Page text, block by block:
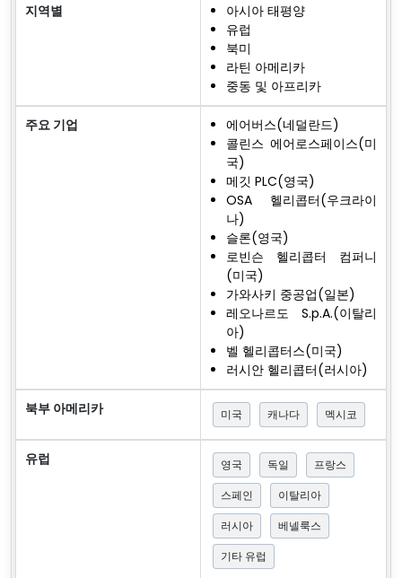
지역별
아시아 태평양
유럽
북미
라틴 아메리카
중동 및 아프리카
주요 기업
에어버스(네덜란드)
콜린스 에어로스페이스(미
국)
메깃 PLC(영국)
OSA 헬리콥터(우크라이
나)
슬론(영국)
로빈슨 헬리콥터 컴퍼니
(미국)
가와사키 중공업(일본)
레오나르도 S.p.A.(이탈리
아)
벨 헬리콥터스(미국)
러시안 헬리콥터(러시아)
북부 아메리카 미국 캐나다 멕시코
유럽 영국 독일
프랑스
스페인
이탈리아
러시아
베넬룩스
기타 유럽